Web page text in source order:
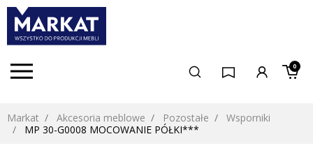
0
Markat Akcesoria meblowe Pozostałe
Wsporniki
MP 30-G0008 MOCOWANIE PÓŁKI***